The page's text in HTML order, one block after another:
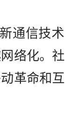
络化。社
革命和互